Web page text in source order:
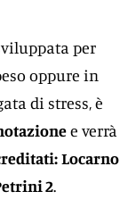
per
oppure in
di stress, è
e verrà
Locarno
2.